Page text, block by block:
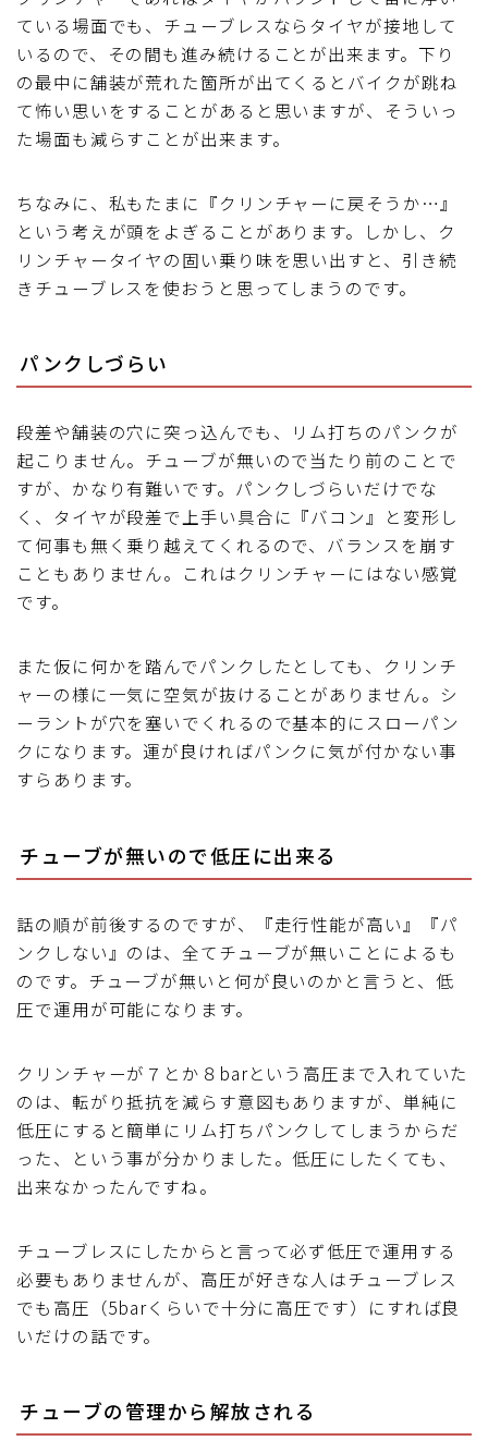
ている場面でも、チューブレスならタイヤが接地して
いるので、その間も進み続けることが出来ます。下り
の最中に舗装が荒れた箇所が出てくるとバイクが跳ね
て怖い思いをすることがあると思いますが、そういっ
た場面も減らすことが出来ます。
ちなみに、私もたまに『クリンチャーに戻そうか…』
という考えが頭をよぎることがあります。しかし、ク
リンチャータイヤの固い乗り味を思い出すと、引き続
きチューブレスを使おうと思ってしまうのです。
パンクしづらい
段差や舗装の穴に突っ込んでも、リム打ちのパンクが
起こりません。チューブが無いので当たり前のことで
すが、かなり有難いです。パンクしづらいだけでな
く、タイヤが段差で上手い具合に『バコン』と変形し
て何事も無く乗り越えてくれるので、バランスを崩す
こともありません。これはクリンチャーにはない感覚
です。
また仮に何かを踏んでパンクしたとしても、クリンチ
ャーの様に一気に空気が抜けることがありません。シ
ーラントが穴を塞いでくれるので基本的にスローパン
クになります。運が良ければパンクに気が付かない事
すらあります。
チューブが無いので低圧に出来る
話の順が前後するのですが、『走行性能が高い』『パ
ンクしない』のは、全てチューブが無いことによるも
のです。チューブが無いと何が良いのかと言うと、低
圧で運用が可能になります。
クリンチャーが７とか８barという高圧まで入れていた
のは、転がり抵抗を減らす意図もありますが、単純に
低圧にすると簡単にリム打ちパンクしてしまうからだ
った、という事が分かりました。低圧にしたくても、
出来なかったんですね。
チューブレスにしたからと言って必ず低圧で運用する
必要もありませんが、高圧が好きな人はチューブレス
でも高圧（5barくらいで十分に高圧です）にすれば良
いだけの話です。
チューブの管理から解放される